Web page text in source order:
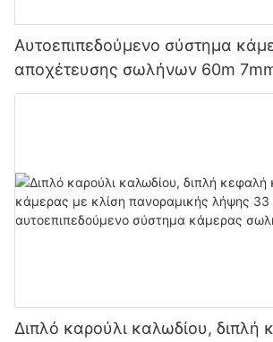
Αυτοεπιπεδούμενο σύστημα
αποχέτευσης σωλήνων 60m
Διπλό καρούλι καλωδίου, διπλή